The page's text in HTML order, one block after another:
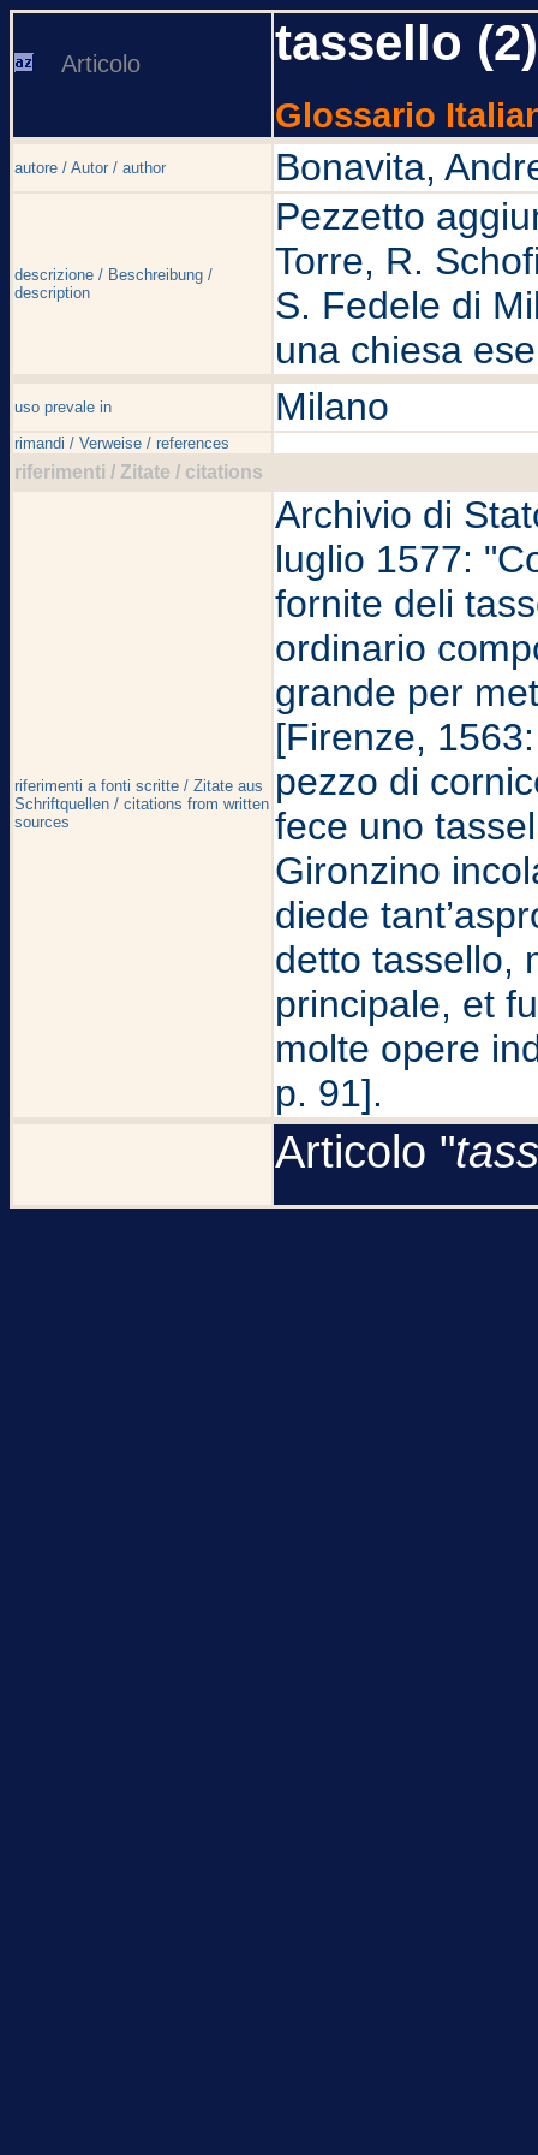
Articolo tassello (2)
Glossario
autore / Autor / author Bonavita,
descrizione / Beschreibung /
description
Pezzetto
Torre, R.
S. Fedele di
una chiesa
uso prevale in Milano
rimandi / Verweise / references
riferimenti / Zitate / citations
riferimenti a fonti scritte / Zitate aus
Schriftquellen / citations from written
sources
Archivio di
luglio 1577:
fornite deli
ordinario
grande per
[Firenze,
pezzo di
fece uno
Gironzino
diede
detto tassello,
principale, et
molte opere
p. 91].
Articolo "